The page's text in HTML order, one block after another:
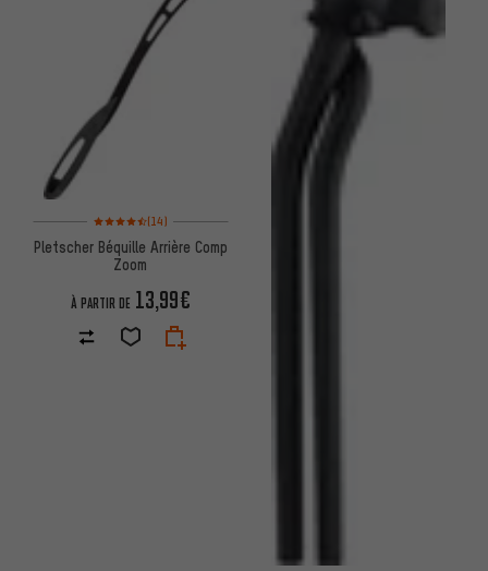
Note moyenne : 4,5 sur 5 d'après 14 avis
(14)
Pletscher Béquille Arrière Comp
Zoom
À PARTIR DE 13,99€